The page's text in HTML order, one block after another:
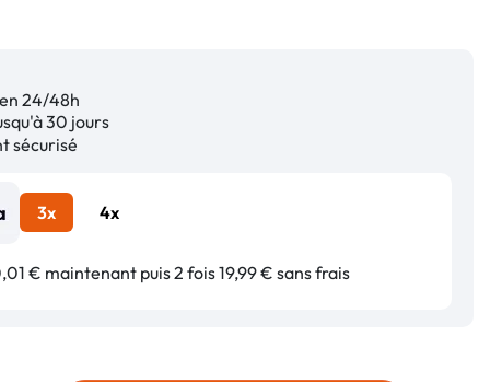
24/48h
30 jours
sécurisé
3x 4x
€ maintenant puis 2 fois 19,99 € sans frais